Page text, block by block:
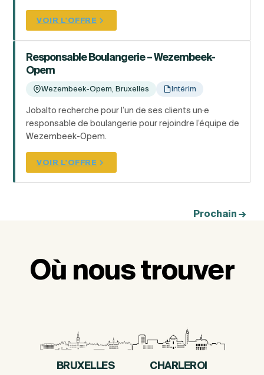
VOIR L'OFFRE
Responsable Boulangerie – Wezembeek-
Opem
Wezembeek-Opem, Bruxelles Intérim
Jobalto recherche pour l’un de ses clients un·e
responsable de boulangerie pour rejoindre l’équipe de
Wezembeek-Opem.
VOIR L'OFFRE
Prochain →
Où nous trouver
BRUXELLES CHARLEROI